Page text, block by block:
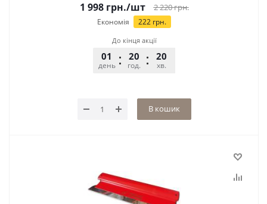
1 998грн./шт 2 220грн.
Економія 222 грн.
До кінця акції
01
день
20
год.
20
хв.
В кошик